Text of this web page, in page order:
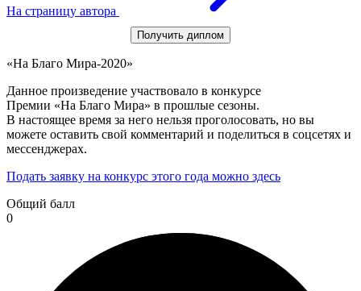
На страницу автора
Получить диплом
«На Благо Мира-2020»
Данное произведение участвовало в конкурсе
Премии «На Благо Мира» в прошлые сезоны.
В настоящее время за него нельзя проголосовать, но вы
можете оставить свой комментарий и поделиться в соцсетях и
мессенджерах.
Подать заявку на конкурс этого года можно здесь
Общий балл
0